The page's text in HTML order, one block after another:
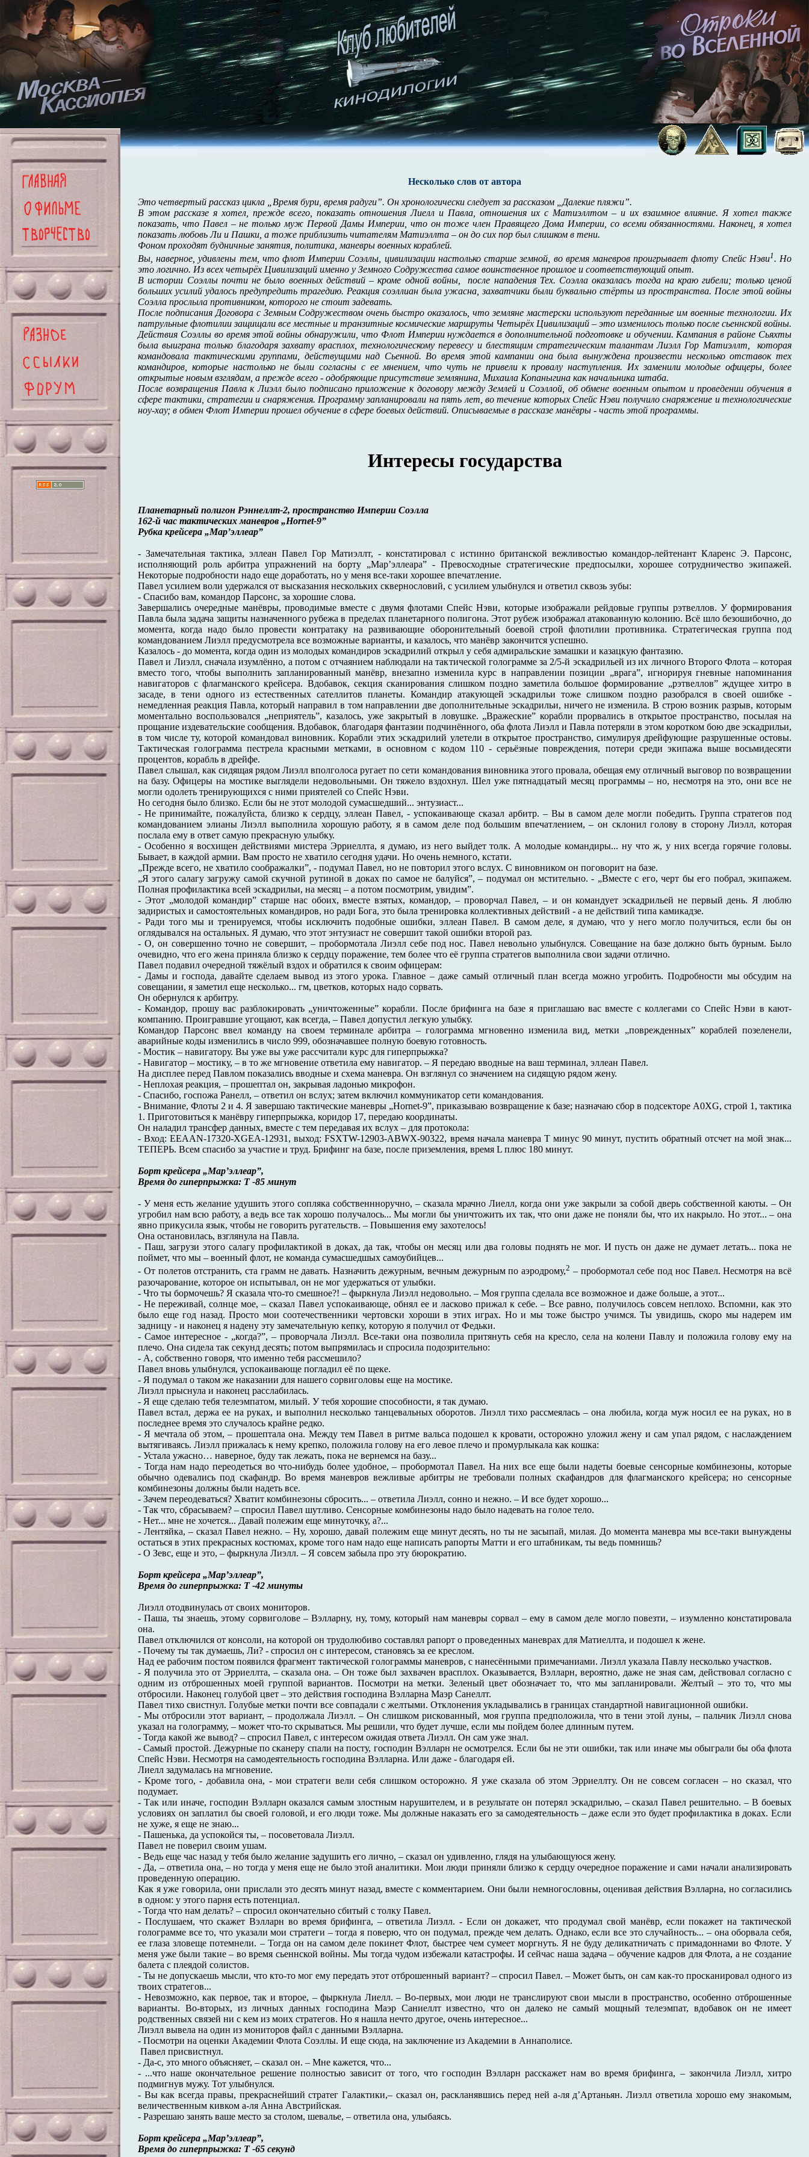
Несколько слов от автора
Это четвертый рассказ цикла „Время бури, время радуги”. Он хронологически следует за рассказом „Далекие пляжи”.
В этом рассказе я хотел, прежде всего, показать отношения Лиелл и Павла, отношения их с Матиэллтом – и их взаимное влияние. Я хотел также
показать, что Павел – не только муж Первой Дамы Империи, что он тоже член Правящего Дома Империи, со всеми обязанностями. Наконец, я хотел
показать любовь Ли и Пашки, а тоже приблизить читателям Матиэллта – он до сих пор был слишком в тени.
Фоном проходят будничные занятия, политика, маневры военных кораблей.
Вы, наверное, удивлены тем, что флот Империи Соэллы, цивилизации настолько старше земной, во время маневров проигрывает флоту Спейс Нэви1. Но
это логично. Из всех четырёх Цивилизаций именно у Земного Содружества самое воинственное прошлое и соответствующий опыт.
В истории Соэллы почти не было военных действий – кроме одной войны, после нападения Тех. Соэлла оказалась тогда на краю гибели; только ценой
больших усилий удалось предупредить трагедию. Реакция соэллиан была ужасна, захватчики были буквально стёрты из пространства. После этой войны
Соэлла прослыла противником, которого не стоит задевать.
После подписания Договора с Земным Содружеством очень быстро оказалось, что земляне мастерски используют переданные им военные технологии. Их
патрульные флотилии защищали все местные и транзитные космические маршруты Четырёх Цивилизаций – это изменилось только после сьеннской войны.
Действия Соэллы во время этой войны обнаружили, что Флот Империи нуждается в дополнительной подготовке и обучении. Кампания в районе Сьяхты
была выиграна только благодаря захвату врасплох, технологическому перевесу и блестящим стратегическим талантам Лиэлл Гор Матиэллт, которая
командовала тактическими группами, действущими над Сьенной. Во время этой кампании она была вынуждена произвести несколько отставок тех
командиров, которые настолько не были согласны с ее мнением, что чуть не привели к провалу наступления. Их заменили молодые офицеры, более
открытые новым взглядам, а прежде всего - одобряющие присутствие землянина, Михаила Копаныгина как начальника штаба.
После возвращения Павла к Лиэлл было подписано приложение к договору между Землей и Соэллой, об обмене военным опытом и проведении обучения в
сфере тактики, стратегии и снаряжения. Программу запланировали на пять лет, во течение которых Спейс Нэви получило снаряжение и технологические
ноу-хау; в обмен Флот Империи прошел обучение в сфере боевых действий. Описываемые в рассказе манёвры - часть этой программы.
Интересы государства
Планетарный полигон Рэннеллт-2, пространство Империи Соэлла
162-й час тактических маневров „Hornet-9”
Рубка крейсера „Мар’эллеар”
- Замечательная тактика, эллеан Павел Гор Матиэллт, - констатировал с истинно британской вежливостью командор-лейтенант Кларенс Э. Парсонс,
исполняющий роль арбитра упражнений на борту „Мар’эллеара” - Превосходные стратегические предпосылки, хорошее сотрудничество экипажей.
Некоторые подробности надо еще доработать, но у меня все-таки хорошее впечатление.
Павел усилием воли удержался от высказания нескольких сквернословий, с усилием улыбнулся и ответил сквозь зубы:
- Спасибо вам, командор Парсонс, за хорошие слова.
Завершались очередные манёвры, проводимые вместе с двумя флотами Спейс Нэви, которые изображали рейдовые группы рэтвеллов. У формирования
Павла была задача защиты назначенного рубежа в пределах планетарного полигона. Этот рубеж изображал атакованную колонию. Всё шло безошибочно, до
момента, когда надо было провести контратаку на развивающие оборонительный боевой строй флотилии противника. Стратегическая группа под
командованием Лиэлл предусмотрела все возможные варианты, и казалось, что манёвр закончится успешно.
Казалось - до момента, когда один из молодых командиров эскадрилий открыл у себя адмиральские замашки и казацкую фантазию.
Павел и Лиэлл, сначала изумлённо, а потом с отчаянием наблюдали на тактической голограмме за 2/5-й эскадрильей из их личного Второго Флота – которая
вместо того, чтобы выполнить запланированный манёвр, внезапно изменила курс в направлении позиции „врага”, игнорируя гневные напоминания
навигаторов с флагманского крейсера. Вдобавок, секция сканирования слишком поздно заметила большое формирование „рэтвеллов” ждущее хитро в
засаде, в тени одного из естественных сателлитов планеты. Командир атакующей эскадрильи тоже слишком поздно разобрался в своей ошибке -
немедленная реакция Павла, который направил в том направлении две дополнительные эскадрильи, ничего не изменила. В строю возник разрыв, которым
моментально воспользовался „неприятель”, казалось, уже закрытый в ловушке. „Вражеские” корабли прорвались в открытое пространство, посылая на
прощание издевательские сообщения. Вдобавок, благодаря фантазии подчинённого, оба флота Лиэлл и Павла потеряли в этом коротком бою две эскадрильи,
в том числе ту, которой командовал виновник. Корабли этих эскадрилий улетели в открытое пространство, симулируя дрейфующие разрушенные остовы.
Тактическая голограмма пестрела красными метками, в основном с кодом 110 - серьёзные повреждения, потери среди экипажа выше восьмидесяти
процентов, корабль в дрейфе.
Павел слышал, как сидящая рядом Лиэлл вполголоса ругает по сети командования виновника этого провала, обещая ему отличный выговор по возвращении
на базу. Офицеры на мостике выглядели недовольными. Он тяжело вздохнул. Шел уже пятнадцатый месяц программы – но, несмотря на это, они все не
могли одолеть тренирующихся с ними приятелей со Спейс Нэви.
Но сегодня было близко. Если бы не этот молодой сумасшедший... энтузиаст...
- Не принимайте, пожалуйста, близко к сердцу, эллеан Павел, - успокаивающе сказал арбитр. – Вы в самом деле могли победить. Группа стратегов под
командованием элианы Лиэлл выполнила хорошую работу, я в самом деле под большим впечатлением, – он склонил голову в сторону Лиэлл, которая
послала ему в ответ самую прекрасную улыбку.
- Особенно я восхищен действиями мистера Эрриеллта, я думаю, из него выйдет толк. А молодые командиры... ну что ж, у них всегда горячие головы.
Бывает, в каждой армии. Вам просто не хватило сегодня удачи. Но очень немного, кстати.
„Прежде всего, не хватило соображалки”, - подумал Павел, но не повторил этого вслух. С виновником он поговорит на базе.
„Я этого салагу загружу самой скучной рутиной в доках по самое не балуйся”, – подумал он мстительно. - „Вместе с его, черт бы его побрал, экипажем.
Полная профилактика всей эскадрильи, на месяц – а потом посмотрим, увидим”.
- Этот „молодой командир” старше нас обоих, вместе взятых, командор, – проворчал Павел, – и он командует эскадрильей не первый день. Я люблю
задиристых и самостоятельных командиров, но ради Бога, это была тренировка коллективных действий - а не действий типа камикадзе.
- Ради того мы и тренируемся, чтобы исключить подобные ошибки, эллеан Павел. В самом деле, я думаю, что у него могло получиться, если бы он
оглядывался на остальных. Я думаю, что этот энтузиаст не совершит такой ошибки второй раз.
- О, он совершенно точно не совершит, – пробормотала Лиэлл себе под нос. Павел невольно улыбнулся. Совещание на базе должно быть бурным. Было
очевидно, что его жена приняла близко к сердцу поражение, тем более что её группа стратегов выполнила свои задачи отлично.
Павел подавил очередной тяжёлый вздох и обратился к своим офицерам:
- Дамы и господа, давайте сделаем вывод из этого урока. Главное – даже самый отличный план всегда можно угробить. Подробности мы обсудим на
совещании, я заметил еще несколько... гм, цветков, которых надо сорвать.
Он обернулся к арбитру.
- Командор, прошу вас разблокировать „уничтоженные” корабли. После брифинга на базе я приглашаю вас вместе с коллегами со Спейс Нэви в кают-
компанию. Проигравшие угощают, как всегда, – Павел допустил легкую улыбку.
Командор Парсонс ввел команду на своем терминале арбитра – голограмма мгновенно изменила вид, метки „поврежденных” кораблей позеленели,
аварийные коды изменились в число 999, обозначавшее полную боевую готовность.
- Мостик – навигатору. Вы уже вы уже рассчитали курс для гиперпрыжка?
- Навигатор – мостику, – в то же мгновение ответила ему навигатор. – Я передаю вводные на ваш терминал, эллеан Павел.
На дисплее перед Павлом показались вводные и схема маневра. Он взглянул со значением на сидящую рядом жену.
- Неплохая реакция, – прошептал он, закрывая ладонью микрофон.
- Спасибо, госпожа Ранелл, – ответил он вслух; затем включил коммуникатор сети командования.
- Внимание, Флоты 2 и 4. Я завершаю тактические маневры „Hornet-9”, приказываю возвращение к базе; назначаю сбор в подсекторе A0XG, строй 1, тактика
1. Приготовиться к манёвру гиперпрыжка, коридор 17, передаю координаты.
Он наладил трансфер данных, вместе с тем передавая их вслух – для протокола:
- Вход: EEAAN-17320-XGEA-12931, выход: FSXTW-12903-ABWX-90322, время начала маневра Т минус 90 минут, пустить обратный отсчет на мой знак...
ТЕПЕРЬ. Всем спасибо за участие и труд. Брифинг на базе, после приземления, время L плюс 180 минут.
Борт крейсера „Мар’эллеар”,
Время до гиперпрыжка: Т -85 минут
- У меня есть желание удушить этого сопляка собственнноручно, – сказала мрачно Лиелл, когда они уже закрыли за собой дверь собственной каюты. – Он
угробил нам всю работу, а ведь все так хорошо получалось... Мы могли бы уничтожить их так, что они даже не поняли бы, что их накрыло. Но этот... – она
явно прикусила язык, чтобы не говорить ругательств. – Повышения ему захотелось!
Она остановилась, взглянула на Павла.
- Паш, загрузи этого салагу профилактикой в доках, да так, чтобы он месяц или два головы поднять не мог. И пусть он даже не думает летать... пока не
поймет, что мы – военный флот, не команда сумасшедшых самоубийцев...
- От полетов отстранить, ста грамм не давать. Назначить дежурным, вечным дежурным по аэродрому,2 – пробормотал себе под нос Павел. Несмотря на всё
разочарование, которое он испытывал, он не мог удержаться от улыбки.
- Что ты бормочешь? Я сказала что-то смешное?! – фыркнула Лиэлл недовольно. – Моя группа сделала все возможное и даже больше, а этот...
- Не переживай, солнце мое, – сказал Павел успокаивающе, обнял ее и ласково прижал к себе. – Все равно, получилось совсем неплохо. Вспомни, как это
было еще год назад. Просто мои соотечественники чертовски хороши в этих играх. Но и мы тоже быстро учимся. Ты увидишь, скоро мы надерем им
задницу - и наконец я надену эту замечательную кепку, которую я получил от Федьки.
- Самое интересное - „когда?”, – проворчала Лиэлл. Все-таки она позволила притянуть себя на кресло, села на колени Павлу и положила голову ему на
плечо. Она сидела так секунд десять; потом выпрямилась и спросила подозрительно:
- А, собственно говоря, что именно тебя рассмешило?
Павел вновь улыбнулся, успокаивающе погладил её по щеке.
- Я подумал о таком же наказании для нашего сорвиголовы еще на мостике.
Лиэлл прыснула и наконец расслабилась.
- Я еще сделаю тебя телеэмпатом, милый. У тебя хорошие способности, я так думаю.
Павел встал, держа ее на руках, и выполнил несколько танцевальных оборотов. Лиэлл тихо рассмеялась – она любила, когда муж носил ее на руках, но в
последнее время это случалось крайне редко.
- Я мечтала об этом, – прошептала она. Между тем Павел в ритме вальса подошел к кровати, осторожно уложил жену и сам упал рядом, с наслаждением
вытягиваясь. Лиэлл прижалась к нему крепко, положила голову на его левое плечо и промурлыкала как кошка:
- Устала ужасно… наверное, буду так лежать, пока не вернемся на базу...
- Тогда нам надо переодеться во что-нибудь более удобное, – пробормотал Павел. На них все еще были надеты боевые сенсорные комбинезоны, которые
обычно одевались под скафандр. Во время маневров вежливые арбитры не требовали полных скафандров для флагманского крейсера; но сенсорные
комбинезоны должны были надеть все.
- Зачем переодеваться? Хватит комбинезоны сбросить... – ответила Лиэлл, сонно и нежно. – И все будет хорошо...
- Так что, сбрасываем? – спросил Павел шутливо. Сенсорные комбинезоны надо было надевать на голое тело.
- Нет... мне не хочется... Давай полежим еще минуточку, а?...
- Лентяйка, – сказал Павел нежно. – Ну, хорошо, давай полежим еще минут десять, но ты не засыпай, милая. До момента маневра мы все-таки вынуждены
остаться в этих прекрасных костюмах, кроме того нам надо еще написать рапорты Матти и его штабникам, ты ведь помнишь?
- О Зевс, еще и это, – фыркнула Лиэлл. – Я совсем забыла про эту бюрократию.
Борт крейсера „Мар’эллеар”,
Время до гиперпрыжка: Т -42 минуты
Лиэлл отодвинулась от своих мониторов.
- Паша, ты знаешь, этому сорвиголове – Вэлларну, ну, тому, который нам маневры сорвал – ему в самом деле могло повезти, – изумленно констатировала
она.
Павел отключился от консоли, на которой он трудолюбиво составлял рапорт о проведенных маневрах для Матиеллта, и подошел к жене.
- Почему ты так думаешь, Ли? - спросил он с интересом, становясь за ее креслом.
Над ее рабочим постом появился фрагмент тактической голограммы маневров, с нанесёнными примечаниами. Лиэлл указала Павлу несколько участков.
- Я получила это от Эрриеллта, – сказала она. – Он тоже был захвачен врасплох. Оказывается, Вэлларн, вероятно, даже не зная сам, действовал согласно с
одним из отброшенных моей группой вариантов. Посмотри на метки. Зеленый цвет обозначает то, что мы запланировали. Желтый – это то, что мы
отбросили. Наконец голубой цвет – это действия господина Вэлларна Маэр Санеллт.
Павел тихо свистнул. Голубые метки почти все совпадали с желтыми. Отклонения укладывались в границах стандартной навигационной ошибки.
- Мы отбросили этот вариант, – продолжала Лиэлл. – Он слишком рискованный, моя группа предположила, что в тени этой луны, – пальчик Лиэлл снова
указал на голограмму, – может что-то скрываться. Мы решили, что будет лучше, если мы пойдем более длинным путем.
- Тогда какой же вывод? – спросил Павел, с интересом ожидая ответа Лиэлл. Он сам уже знал.
- Самый простой. Дежурные по сканеру спали на посту, господин Вэлларн не осмотрелся. Если бы не эти ошибки, так или иначе мы обыграли бы оба флота
Спейс Нэви. Несмотря на самодеятельность господина Вэлларна. Или даже - благодаря ей.
Лиелл задумалась на мгновение.
- Кроме того, - добавила она, - мои стратеги вели себя слишком осторожно. Я уже сказала об этом Эрриеллту. Он не совсем согласен – но сказал, что
подумает.
- Так или иначе, господин Вэлларн оказался самым злостным нарушителем, и в результате он потерял эскадрилью, – сказал Павел решительно. – В боевых
условиях он заплатил бы своей головой, и его люди тоже. Мы должные наказать его за самодеятельность – даже если это будет профилактика в доках. Если
не хуже, я еще не знаю...
- Пашенька, да успокойся ты, – посоветовала Лиэлл.
Павел не поверил своим ушам.
- Ведь еще час назад у тебя было желание задушить его лично, – сказал он удивленно, глядя на улыбающуюся жену.
- Да, – ответила она, – но тогда у меня еще не было этой аналитики. Мои люди приняли близко к сердцу очередное поражение и сами начали анализировать
проведенную операцию.
Как я уже говорила, они прислали это десять минут назад, вместе с комментарием. Они были немногословны, оценивая действия Вэлларна, но согласились
в одном: у этого парня есть потенциал.
- Тогда что нам делать? – спросил окончательно сбитый с толку Павел.
- Послушаем, что скажет Вэлларн во время брифинга, – ответила Лиэлл. - Если он докажет, что продумал свой манёвр, если покажет на тактической
голограмме все то, что указали мои стратеги – тогда я поверю, что он подумал, прежде чем делать. Однако, если все это случайность... – она оборвала себя,
ее глаза зловеще потемнели. – Тогда он на самом деле покинет Флот, быстрее чем сумеет моргнуть. Я не буду деликатничать с примадоннами во Флоте. У
меня уже были такие – во время сьеннской войны. Мы тогда чудом избежали катастрофы. И сейчас наша задача – обучение кадров для Флота, а не создание
балета с плеядой солистов.
- Ты не допускаешь мысли, что кто-то мог ему передать этот отброшенный вариант? – спросил Павел. – Может быть, он сам как-то просканировал одного из
твоих стратегов...
- Невозможно, как первое, так и второе, – фыркнула Лиелл. – Во-первых, мои люди не транслируют свои мысли в пространство, особенно отброшенные
варианты. Во-вторых, из личных данных господина Маэр Саниеллт известно, что он далеко не самый мощный телеэмпат, вдобавок он не имеет
родственных связей ни с кем из моих стратегов. Но я нашла нечто другое, очень интересное...
Лиэлл вывела на один из мониторов файл с данными Вэлларна.
- Посмотри на оценки Академии Флота Соэллы. И еще сюда, на заключение из Академии в Аннаполисе.
Павел присвистнул.
- Да-с, это много объясняет, – сказал он. – Мне кажется, что...
- ...что наше окончательное решение полностью зависит от того, что господин Вэлларн расскажет нам во время брифинга, – закончила Лиэлл, хитро
подмигнув мужу. Тот улыбнулся.
- Вы как всегда правы, прекраснейший стратег Галактики,– сказал он, раскланявшись перед ней а-ля д’Артаньян. Лиэлл ответила хорошо ему знакомым,
величественным кивком а-ля Анна Австрийская.
- Разрешаю занять ваше место за столом, шевалье, – ответила она, улыбаясь.
Борт крейсера „Мар’эллеар”,
Время до гиперпрыжка: Т -65 секунд